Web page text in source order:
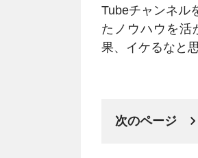
Tubeチャンネル
たノウハウを活
果、イケるなと
次のページ